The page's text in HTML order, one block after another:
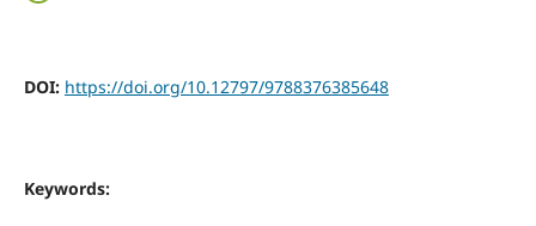
DOI: https://doi.org/10.12797/9788376385648
Keywords: